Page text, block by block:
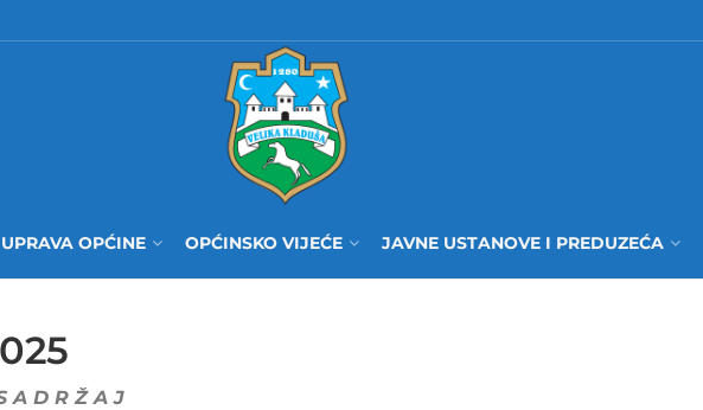
UPRAVA OPĆINE OPĆINSKO VIJEĆE JAVNE USTANOVE I PREDUZEĆA
A D R Ž A J